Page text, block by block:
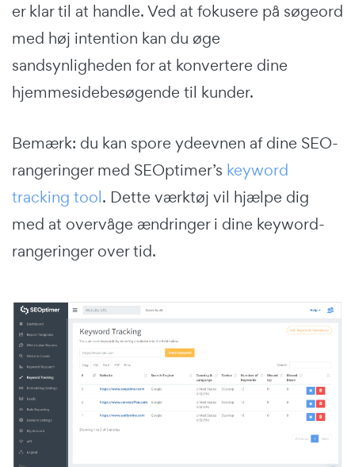
er klar til at handle. Ved at fokusere på søgeord
med høj intention kan du øge
sandsynligheden for at konvertere dine
hjemmesidebesøgende til kunder.
Bemærk: du kan spore ydeevnen af dine SEO-
rangeringer med SEOptimer’s keyword
tracking tool. Dette værktøj vil hjælpe dig
med at overvåge ændringer i dine keyword-
rangeringer over tid.